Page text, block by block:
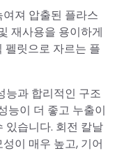
져 압출된 플라스
재사용을 용이하게
펠릿으로 자르는 플
능과 합리적인 구조
능이 더 좋고 누출이
있습니다. 회전 칼날
이 매우 높고, 기어